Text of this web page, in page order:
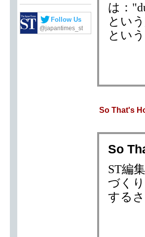
Follow Us
@japantimes_st
は：
とい
とい
So That's
So
ST編
づく
する